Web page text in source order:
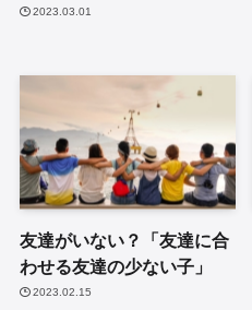
2023.03.01
友達がいない？「友達に合
わせる友達の少ない子」
2023.02.15